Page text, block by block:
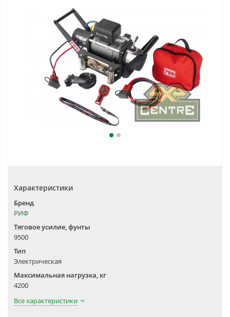
Характеристики
Бренд
РИФ
Тяговое усилие, фунты
9500
Тип
Электрическая
Максимальная нагрузка, кг
4200
Все характеристики